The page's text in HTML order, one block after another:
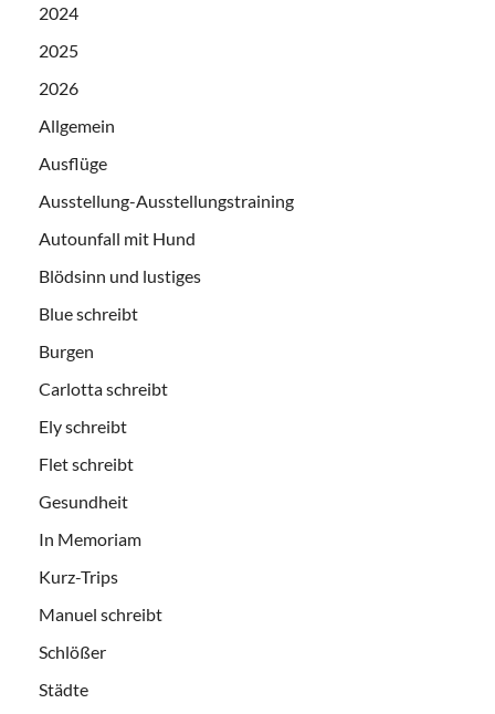
2024
2025
2026
Allgemein
Ausflüge
Ausstellung-Ausstellungstraining
Autounfall mit Hund
Blödsinn und lustiges
Blue schreibt
Burgen
Carlotta schreibt
Ely schreibt
Flet schreibt
Gesundheit
In Memoriam
Kurz-Trips
Manuel schreibt
Schlößer
Städte